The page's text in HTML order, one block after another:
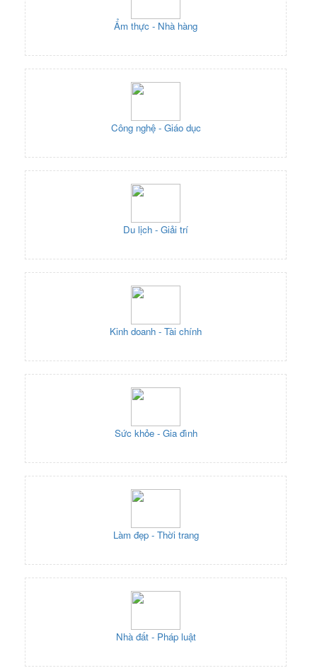
Ẩm thực - Nhà hàng
Công nghệ - Giáo dục
Du lịch - Giải trí
Kinh doanh - Tài chính
Sức khỏe - Gia đình
Làm đẹp - Thời trang
Nhà đất - Pháp luật